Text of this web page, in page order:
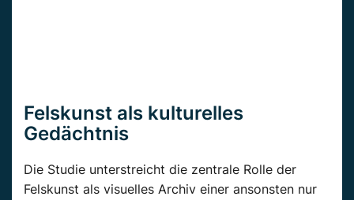
Felskunst als kulturelles
Gedächtnis
Die Studie unterstreicht die zentrale Rolle der
Felskunst als visuelles Archiv einer ansonsten nur